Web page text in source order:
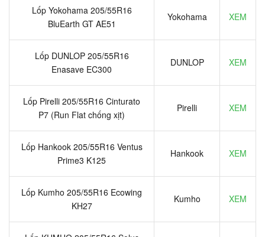
Lốp Yokohama 205/55R16
BluEarth GT AE51
Yokohama XEM
Lốp DUNLOP 205/55R16
Enasave EC300
DUNLOP XEM
Lốp Pirelli 205/55R16 Cinturato
P7 (Run Flat chống xịt)
Pirelli XEM
Lốp Hankook 205/55R16 Ventus
Prime3 K125
Hankook XEM
Lốp Kumho 205/55R16 Ecowing
KH27
Kumho XEM